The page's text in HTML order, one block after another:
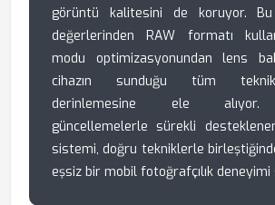
görüntü kalitesini de koruyor.
değerlerinden RAW formatı
modu optimizasyonundan lens
cihazın sunduğu tüm
derinlemesine ele alıyor.
güncellemelerle sürekli
sistemi, doğru tekniklerle
eşsiz bir mobil fotoğrafçılık deneyimi